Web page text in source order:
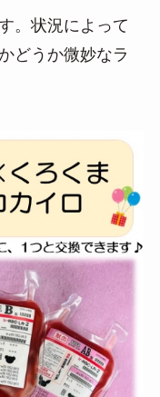
。状況によって
どうか微妙なラ